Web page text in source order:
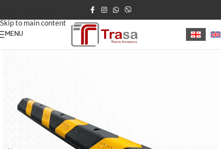
Skip to main content
MENU
მთავარი პარკირების ბარიერი